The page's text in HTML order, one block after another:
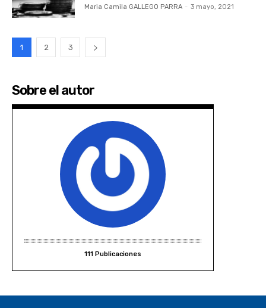
Maria Camila GALLEGO PARRA - 3 mayo, 2021
1 2 3
Sobre el autor
111 Publicaciones